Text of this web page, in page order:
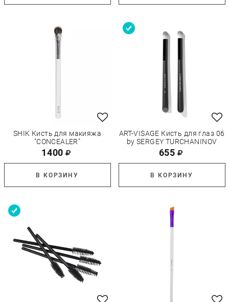
SHIK Кисть для макияжа
"CONCEALER"
1400
В КОРЗИНУ
ART-VISAGE Кисть для глаз 06
by SERGEY TURCHANINOV
655
В КОРЗИНУ